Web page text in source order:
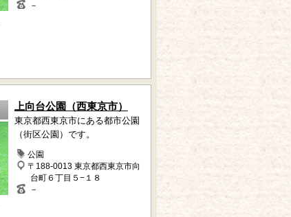
－
上向台公園（西東京市）
東京都西東京市にある都市公園
（街区公園）です。
公園
〒188-0013 東京都西東京市向
台町６丁目５−１８
－